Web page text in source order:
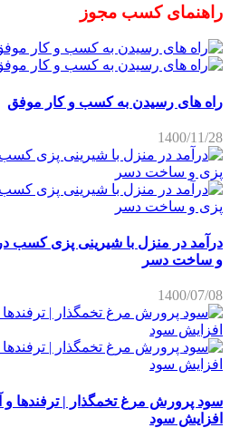
راهنمای کسب مجوز
راه های رسیدن به کسب و کار موفق
1400/11/28
درآمد در منزل با شیرینی پزی کسب
و ساخت دسر
1400/07/08
سود پرورش مرغ تخمگذار | ترفندها
افزایش سود